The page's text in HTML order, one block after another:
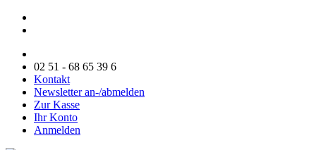
02 51 - 68 65 39 6
Kontakt
Newsletter an-/abmelden
Zur Kasse
Ihr Konto
Anmelden